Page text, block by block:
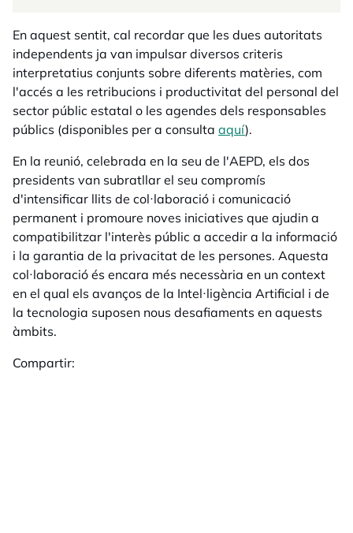
En aquest sentit, cal recordar que les dues autoritats
independents ja van impulsar diversos criteris
interpretatius conjunts sobre diferents matèries, com
l'accés a les retribucions i productivitat del personal del
sector públic estatal o les agendes dels responsables
públics (disponibles per a consulta aquíopens in a new
).
En la reunió, celebrada en la seu de l'AEPD, els dos
presidents van subratllar el seu compromís
d'intensificar llits de col·laboració i comunicació
permanent i promoure noves iniciatives que ajudin a
compatibilitzar l'interès públic a accedir a la informació
i la garantia de la privacitat de les persones. Aquesta
col·laboració és encara més necessària en un context
en el qual els avanços de la Intel·ligència Artificial i de
la tecnologia suposen nous desafiaments en aquests
àmbits.
Compartir: